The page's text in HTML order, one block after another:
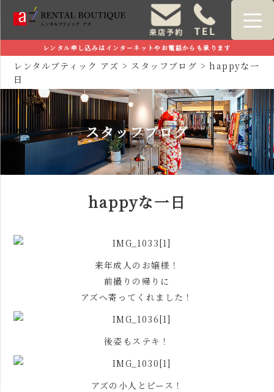
レンタル申し込みはインターネットやお電話からも承ります
レンタルブティック アズ > スタッフブログ >happyな一
日
スタッフブログ
happyな一日
来年成人のお嬢様！
前撮りの帰りに
アズへ寄ってくれました！
後姿もステキ！
アズの小人とピース！